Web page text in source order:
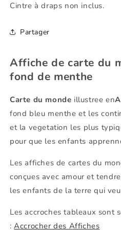
Cintre à draps non inclus.
Partager
Affiche de carte du
fond de menthe
Carte du monde illustree en
fond bleu menthe et les
et la vegetation les plus
pour que les enfants
Les affiches de cartes du
conçues avec amour et
les enfants de la terre qui
Les accroches tableaux sont
:Accrocher des Affiches